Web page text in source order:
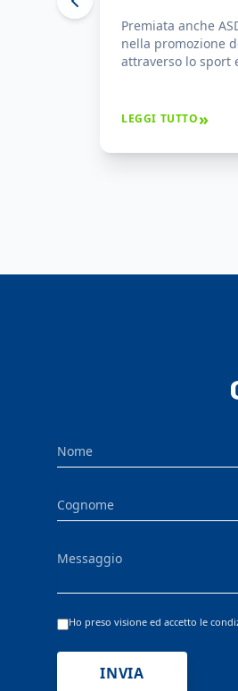
persone
ASD Ad Astra lo
il costante
dell’inclusione
LEGGI TUTTO»
Nome
Cognome
Messaggio
Ho preso visione ed accetto le
INVIA